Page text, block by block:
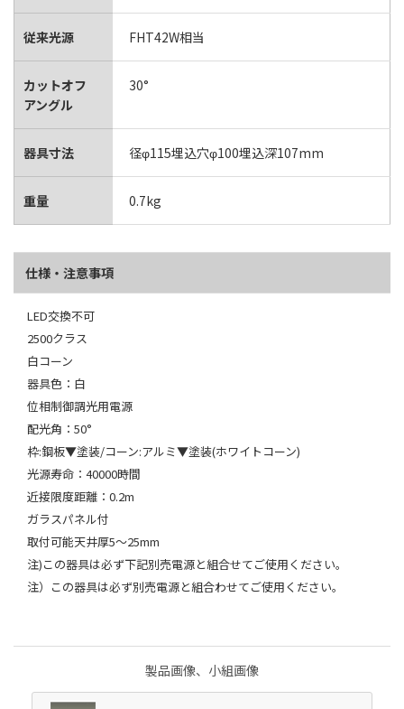
従来光源 FHT42W相当
カットオフ
アングル
30°
器具寸法 径φ115埋込穴φ100埋込深107mm
重量 0.7kg
仕様・注意事項
LED交換不可
2500クラス
白コーン
器具色：白
位相制御調光用電源
配光角：50°
枠:鋼板▼塗装/コーン:アルミ▼塗装(ホワイトコーン)
光源寿命：40000時間
近接限度距離：0.2m
ガラスパネル付
取付可能天井厚5～25mm
注)この器具は必ず下記別売電源と組合せてご使用ください。
注）この器具は必ず別売電源と組合わせてご使用ください。
製品画像、小組画像